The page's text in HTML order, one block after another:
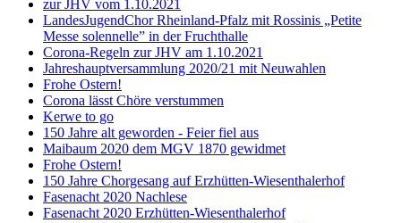
zur JHV vom 1.10.2021
LandesJugendChor Rheinland-Pfalz mit Rossinis „Petite
Messe solennelle” in der Frucht­halle
Corona-Regeln zur JHV am 1.10.2021
Jahreshauptversammlung 2020/21 mit Neuwahlen
Frohe Ostern!
Corona lässt Chöre verstummen
Kerwe to go
150 Jahre alt geworden - Feier fiel aus
Maibaum 2020 dem MGV 1870 gewidmet
Frohe Ostern!
150 Jahre Chorgesang auf Erzhütten-Wiesenthalerhof
Fasenacht 2020 Nachlese
Fasenacht 2020 Erzhütten-Wiesenthalerhof